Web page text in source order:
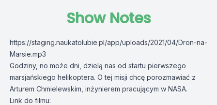
Show Notes
https://staging.naukatolubie.pl/app/uploads/2021/04/Dron-na-
Marsie.mp3
Godziny, no może dni, dzielą nas od startu pierwszego
marsjańskiego helikoptera. O tej misji chcę porozmawiać z
Arturem Chmielewskim, inżynierem pracującym w NASA.
Link do filmu: